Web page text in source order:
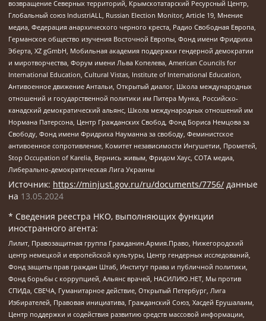
возвращение Северных территорий, Крымскотатарский Ресурсный Центр,
Глобальный союз IndustriALL, Russian Election Monitor, Article 19, Мнение
медиа, Федерация анархического черного креста, Радио Свободная Европа,
Германское общество изучения Восточной Европы, Фонд имени Фридриха
Эберта, XZ gGmbH, Мобильная академия поддержки гендерной демократии
и миротворчества, Форум имени Льва Копелева, American Councils for
International Education, Cultural Vistas, Institute of International Education,
Антивоенное движение Антальи, Открытый диалог, Школа международных
отношений и государственной политики им Питера Мунка, Российско-
канадский демократический альянс, Школа международных отношений им
Нормана Патерсона, Центр Гражданских Свобод, Фонд Бориса Немцова за
Свободу, Фонд имени Фридриха Науманна за свободу, Феминистское
антивоенное сопротивление, Комитет независимости Ингушетии, Прометей,
Stop Occupation of Karelia, Вернись живым, Фридом Хаус, СОТА медиа,
Либерально-демократическая Лига Украины
Источник: https://minjust.gov.ru/ru/documents/7756/ данные
на 13.05.2024
* Сведения реестра НКО, выполняющих функции
иностранного агента:
Лилит, Правозащитная группа Гражданин.Армия.Право, Нижегородский
центр немецкой и европейской культуры, Центр гендерных исследований,
Фонд защиты прав граждан Штаб, Институт права и публичной политики,
Фонд борьбы с коррупцией, Альянс врачей, НАСИЛИЮ.НЕТ, Мы против
СПИДа, СВЕЧА, Гуманитарное действие, Открытый Петербург, Лига
Избирателей, Правовая инициатива, Гражданский Союз, Хасдей Ерушалаим,
Центр поддержки и содействия развитию средств массовой информации,